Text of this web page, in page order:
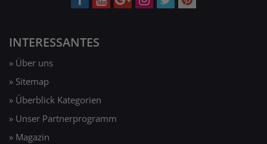
INTERESSANTES
» Über uns
» Sitemap
» Überblick Kategorien
» Unser Partnerprogramm
» Magazin